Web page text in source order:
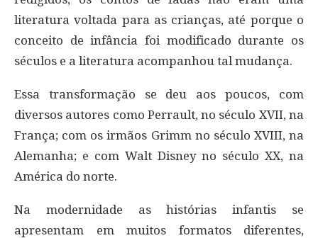
literatura voltada para as crianças, até porque o
conceito de infância foi modificado durante os
séculos e a literatura acompanhou tal mudança.
Essa transformação se deu aos poucos, com
diversos autores como Perrault, no século XVII, na
França; com os irmãos Grimm no século XVIII, na
Alemanha; e com Walt Disney no século XX, na
América do norte.
Na modernidade as histórias infantis se
apresentam em muitos formatos diferentes,